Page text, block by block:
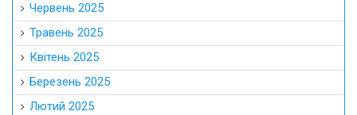
Червень 2025
Травень 2025
Квітень 2025
Березень 2025
Лютий 2025